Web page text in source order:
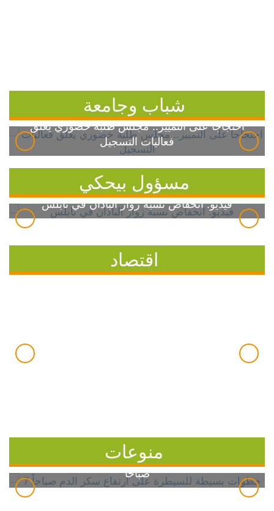
شباب وجامعة
احتجاجاً على التمييز.. مجلس طلبة خضوري يعلق
فعاليات التسجيل
مسؤول بيحكي
فيديو: انخفاض نسبة زوار الباذان في نابلس
اقتصاد
منوعات
7 خطوات بسيطة للسيطرة على ارتفاع سكر الدم
صباحاً